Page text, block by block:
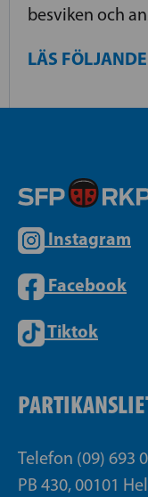
besviken och
LÄS
Instagram
Facebook
Tiktok
Telefon (09) 693
PB 430, 00101